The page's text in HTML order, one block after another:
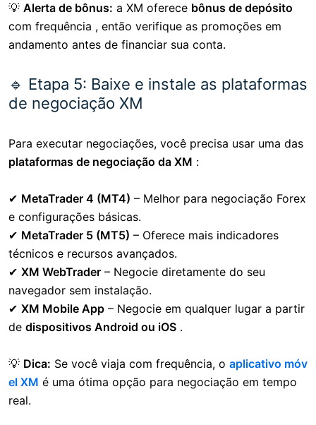
💡 Alerta de bônus: a XM oferece bônus de depósito
com frequência , então verifique as promoções em
andamento antes de financiar sua conta.
🔹 Etapa 5: Baixe e instale as plataformas
de negociação XM
Para executar negociações, você precisa usar uma das
plataformas de negociação da XM :
✔ MetaTrader 4 (MT4) – Melhor para negociação Forex
e configurações básicas.
✔ MetaTrader 5 (MT5) – Oferece mais indicadores
técnicos e recursos avançados.
✔ XM WebTrader – Negocie diretamente do seu
navegador sem instalação.
✔ XM Mobile App – Negocie em qualquer lugar a partir
de dispositivos Android ou iOS .
💡 Dica: Se você viaja com frequência, o aplicativo móv
el XM é uma ótima opção para negociação em tempo
real.